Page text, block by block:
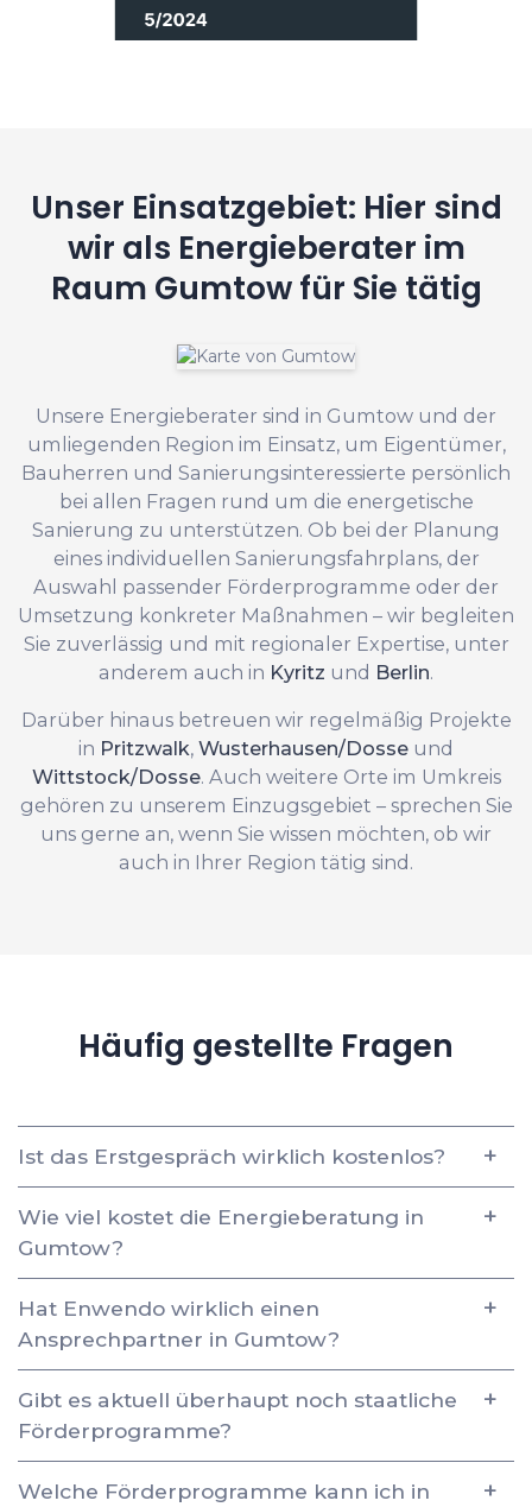
Unser Einsatzgebiet: Hier sind
wir als Energieberater im
Raum Gumtow für Sie tätig
Unsere Energieberater sind in Gumtow und der
umliegenden Region im Einsatz, um Eigentümer,
Bauherren und Sanierungsinteressierte persönlich
bei allen Fragen rund um die energetische
Sanierung zu unterstützen. Ob bei der Planung
eines individuellen Sanierungsfahrplans, der
Auswahl passender Förderprogramme oder der
Umsetzung konkreter Maßnahmen – wir begleiten
Sie zuverlässig und mit regionaler Expertise, unter
anderem auch in Kyritz und Berlin.
Darüber hinaus betreuen wir regelmäßig Projekte
in Pritzwalk, Wusterhausen/Dosse und
Wittstock/Dosse. Auch weitere Orte im Umkreis
gehören zu unserem Einzugsgebiet – sprechen Sie
uns gerne an, wenn Sie wissen möchten, ob wir
auch in Ihrer Region tätig sind.
Häufig gestellte Fragen
Ist das Erstgespräch wirklich kostenlos?
Wie viel kostet die Energieberatung in
Gumtow?
Hat Enwendo wirklich einen
Ansprechpartner in Gumtow?
Gibt es aktuell überhaupt noch staatliche
Förderprogramme?
Welche Förderprogramme kann ich in